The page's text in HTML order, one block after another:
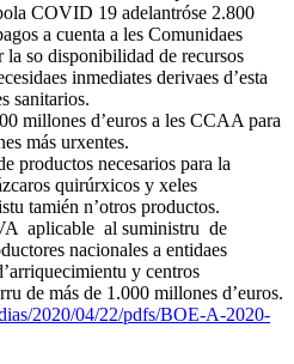
COVID 19 adelantróse 2.800
a cuenta a les Comunidaes
la so disponibilidad de recursos
inmediates derivaes d’esta
sanitarios.
millones d’euros a les CCAA para
más urxentes.
productos necesarios para la
quirúrxicos y xeles
tamién n’otros productos.
aplicable al suministru de
nacionales a entidaes
y centros
de más de 1.000 millones d’euros.
2020/04/22/pdfs/BOE-A-2020-